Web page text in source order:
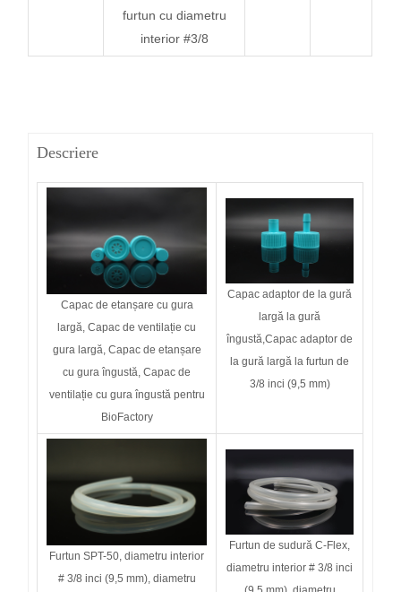
furtun cu diametru
interior #3/8
Descriere
Capac de etanșare cu gura
largă, Capac de ventilație cu
gura largă, Capac de etanșare
cu gura îngustă, Capac de
ventilație cu gura îngustăpentru
BioFactory
Capac adaptor de la gură
largă la gură
îngustă,Capac adaptor de
la gură largă la furtun de
3/8 inci (9,5 mm)
Furtun SPT-50, diametru interior
# 3/8 inci (9,5 mm), diametru
Furtun de sudură C-Flex,
diametru interior # 3/8 inci